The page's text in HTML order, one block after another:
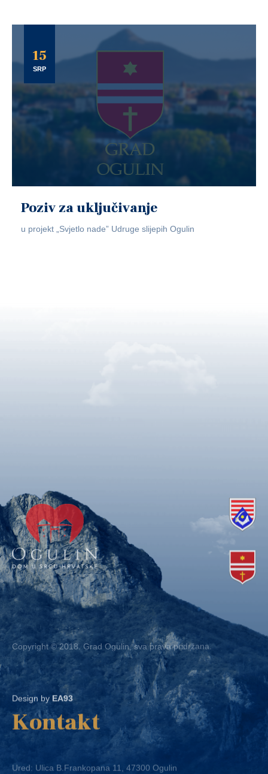
15
SRP
Poziv za uključivanje
u projekt „Svjetlo nade” Udruge slijepih Ogulin
Copyright © 2018. Grad Ogulin, sva prava pridržana.
Design byEA93
Kontakt
Ured: Ulica B.Frankopana 11, 47300 Ogulin
Telefon:+ 385 47 522 612